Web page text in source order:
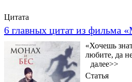
Цитата
6 главных цитат из фильма
«Хочешь
любите, да
далее>>
Статья